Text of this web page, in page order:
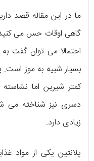
ما در این مقاله قصد
گاهی اوقات حس می
احتمالا می توان گفت
بسیار شبیه به موز
کمتر شیرین اما
دسری نیز شناخته می
زیادی دارد.
پلانتین یکی از مواد